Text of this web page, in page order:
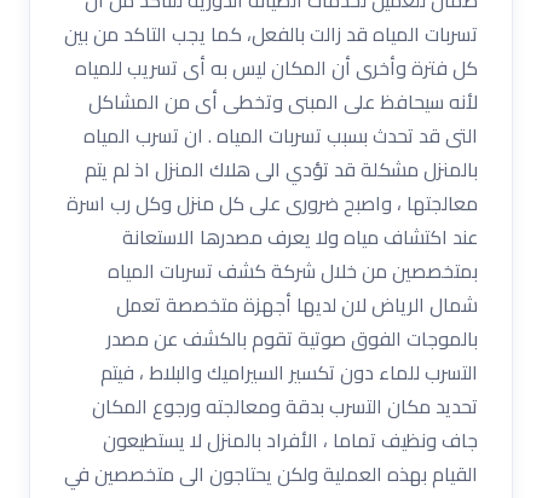
تسربات المياه قد زالت بالفعل، كما يجب التاكد من بين
كل فترة وأخرى أن المكان ليس به أى تسريب للمياه
لأنه سيحافظ على المبنى وتخطى أى من المشاكل
التى قد تحدث بسبب تسربات المياه . ان تسرب المياه
بالمنزل مشكلة قد تؤدي الى هلاك المنزل اذ لم يتم
معالجتها ، واصبح ضرورى على كل منزل وكل رب اسرة
عند اكتشاف مياه ولا يعرف مصدرها الاستعانة
بمتخصصين من خلال شركة كشف تسربات المياه
شمال الرياض لان لديها أجهزة متخصصة تعمل
بالموجات الفوق صوتية تقوم بالكشف عن مصدر
التسرب للماء دون تكسير السيراميك والبلاط ، فيتم
تحديد مكان التسرب بدقة ومعالجته ورجوع المكان
جاف ونظيف تماما ، الأفراد بالمنزل لا يستطيعون
القيام بهذه العملية ولكن يحتاجون الى متخصصين في